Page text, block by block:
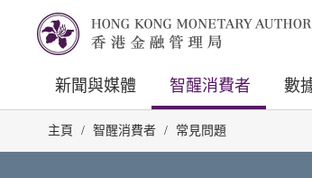
新聞與媒體 智醒消費者 數
主頁 / 智醒消費者 / 常見問題